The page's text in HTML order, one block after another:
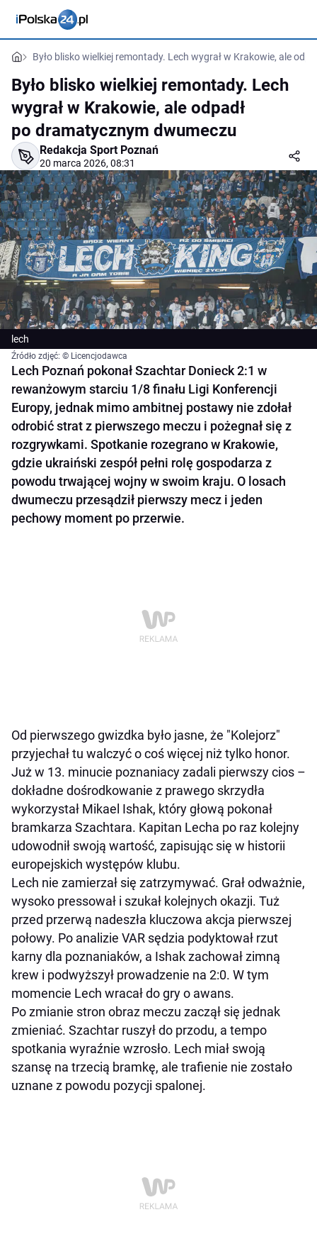
Było blisko wielkiej remontady. Lech wygrał w Krakowie, ale
Było blisko wielkiej remontady. Lech
wygrał w Krakowie, ale odpadł
po dramatycznym dwumeczu
Redakcja Sport Poznań
20 marca 2026, 08:31
lech
Źródło zdjęć: © Licencjodawca
Lech Poznań pokonał Szachtar Donieck 2:1 w
rewanżowym starciu 1/8 finału Ligi Konferencji
Europy, jednak mimo ambitnej postawy nie zdołał
odrobić strat z pierwszego meczu i pożegnał się z
rozgrywkami. Spotkanie rozegrano w Krakowie,
gdzie ukraiński zespół pełni rolę gospodarza z
powodu trwającej wojny w swoim kraju. O losach
dwumeczu przesądził pierwszy mecz i jeden
pechowy moment po przerwie.
Od pierwszego gwizdka było jasne, że "Kolejorz"
przyjechał tu walczyć o coś więcej niż tylko honor.
Już w 13. minucie poznaniacy zadali pierwszy cios –
dokładne dośrodkowanie z prawego skrzydła
wykorzystał Mikael Ishak, który głową pokonał
bramkarza Szachtara. Kapitan Lecha po raz kolejny
udowodnił swoją wartość, zapisując się w historii
europejskich występów klubu.
Lech nie zamierzał się zatrzymywać. Grał odważnie,
wysoko pressował i szukał kolejnych okazji. Tuż
przed przerwą nadeszła kluczowa akcja pierwszej
połowy. Po analizie VAR sędzia podyktował rzut
karny dla poznaniaków, a Ishak zachował zimną
krew i podwyższył prowadzenie na 2:0. W tym
momencie Lech wracał do gry o awans.
Po zmianie stron obraz meczu zaczął się jednak
zmieniać. Szachtar ruszył do przodu, a tempo
spotkania wyraźnie wzrosło. Lech miał swoją
szansę na trzecią bramkę, ale trafienie nie zostało
uznane z powodu pozycji spalonej.